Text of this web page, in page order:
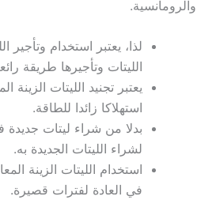
والرومانسية.
لذا، يعتبر استخدام وتأجير
الليتات وتأجيرها طريقة
يعتبر تجنيد الليتات
استهلاكا زائدا للطاقة.
بدلا من شراء ليتات
لشراء الليتات الجديدة به.
استخدام الليتات الزينة
في العادة لفترات قصيرة.